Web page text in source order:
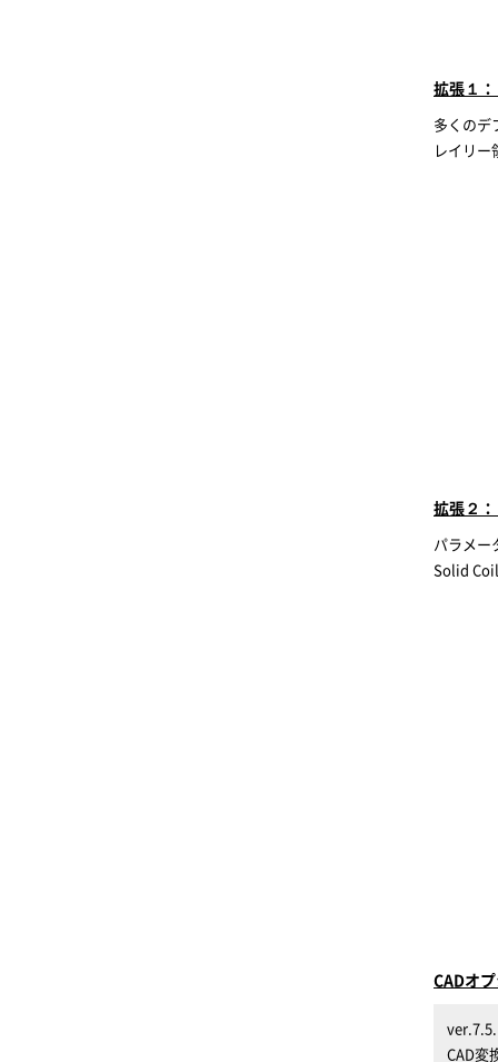
拡張１
多くのデ
レイリ
拡張２
パラメー
Solid
CADオ
CAD変